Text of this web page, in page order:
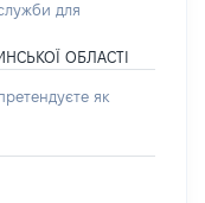
для
ОБЛАСТІ
як